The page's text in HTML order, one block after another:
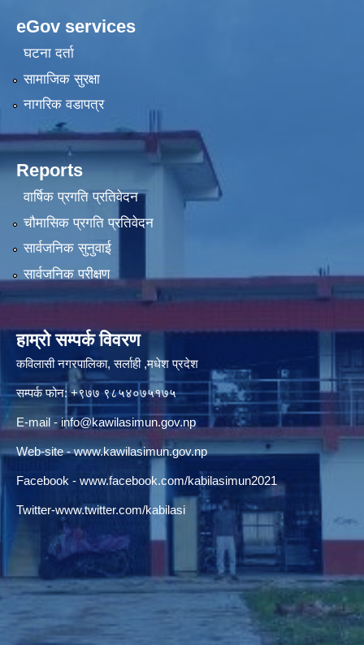
eGov services
घटना दर्ता
सामाजिक सुरक्षा
नागरिक वडापत्र
Reports
वार्षिक प्रगति प्रतिवेदन
चौमासिक प्रगति प्रतिवेदन
सार्वजनिक सुनुवाई
सार्वजनिक परीक्षण
हाम्रो सम्पर्क विवरण
कविलासी नगरपालिका, सर्लाही ,मधेश प्रदेश
सम्पर्क फोन: +९७७ ९८५४०७५१७५
E-mail -info@kawilasimun.gov.np
Web-site -www.kawilasimun.gov.np
Facebook - www.facebook.com/kabilasimun2021
Twitter-www.twitter.com/kabilasi